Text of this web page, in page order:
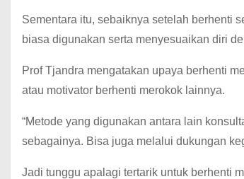
Sementara itu, sebaiknya setelah berhenti
biasa digunakan serta menyesuaikan diri
Prof Tjandra mengatakan upaya berhenti
atau motivator berhenti merokok lainnya.
“Metode yang digunakan antara lain
sebagainya. Bisa juga melalui dukungan
Jadi tunggu apalagi tertarik untuk berhenti